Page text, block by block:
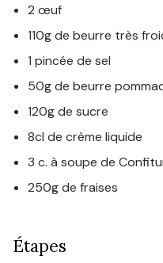
2 œuf
110g de beurre très
1 pincée de sel
50g de beurre
120g de sucre
8cl de crème liquide
3 c. à soupe de
250g de fraises
Étapes